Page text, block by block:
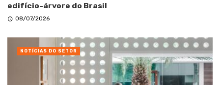
edifício-árvore do Brasil
08/07/2026
NOTÍCIAS DO SETOR